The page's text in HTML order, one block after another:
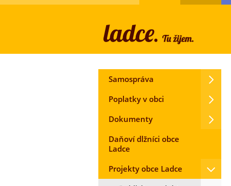
Samospráva
Poplatky v obci
Dokumenty
Daňoví dlžníci obce
Ladce
Projekty obce Ladce